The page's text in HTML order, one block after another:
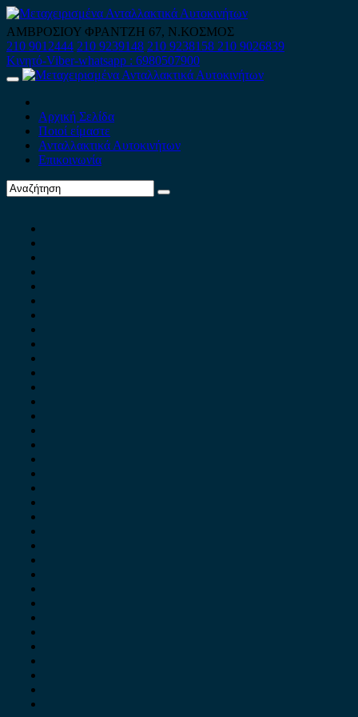
Skip
to
content
ΑΜΒΡΟΣΙΟΥ ΦΡΑΝΤΖΗ 67, Ν.ΚΟΣΜΟΣ
210 9012444 210 9239148 210 9238158 210 9026839
Κινητό-Viber-whatsapp : 6980507900
Primary
Αρχική Σελίδα
Ποιοί είμαστε
Ανταλλακτικά Αυτοκινήτων
Επικοινωνία